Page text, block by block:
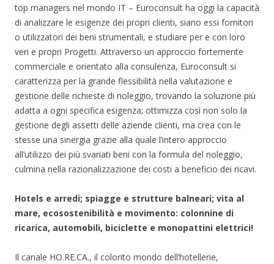
top managers nel mondo IT – Euroconsult ha oggi la capacità
di analizzare le esigenze dei propri clienti, siano essi fornitori
o utilizzatori dei beni strumentali, e studiare per e con loro
veri e propri Progetti. Attraverso un approccio fortemente
commerciale e orientato alla consulenza, Euroconsult si
caratterizza per la grande flessibilità nella valutazione e
gestione delle richieste di noleggio, trovando la soluzione più
adatta a ogni specifica esigenza; ottimizza così non solo la
gestione degli assetti delle aziende clienti, ma crea con le
stesse una sinergia grazie alla quale l’intero approccio
all’utilizzo dei più svariati beni con la formula del noleggio,
culmina nella razionalizzazione dei costi a beneficio dei ricavi.
Hotels e arredi; spiagge e strutture balneari; vita al
mare, ecosostenibilità e movimento: colonnine di
ricarica, automobili, biciclette e monopattini elettrici!
Il canale HO.RE.CA., il colorito mondo dell’hotellerie,